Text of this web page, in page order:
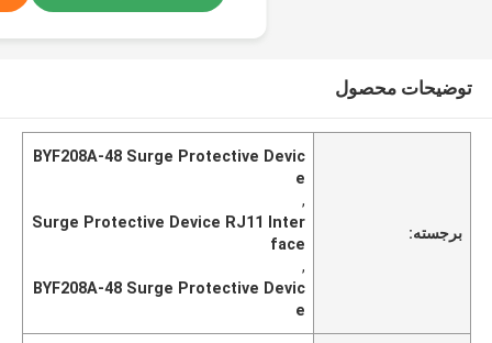
توضیحات محصول
برجسته:
BYF208A-48 Surge Protective Devic
e
,
Surge Protective Device RJ11 Inter
face
,
BYF208A-48 Surge Protective Devic
e